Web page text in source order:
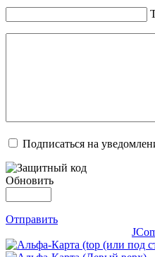
Подписаться на
Обновить
Отправить